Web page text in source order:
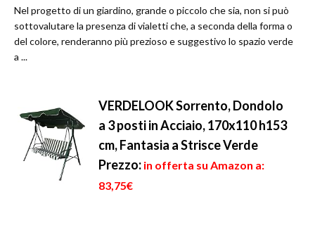
Nel progetto di un giardino, grande o piccolo che sia, non si può
sottovalutare la presenza di vialetti che, a seconda della forma o
del colore, renderanno più prezioso e suggestivo lo spazio verde
a ...
VERDELOOK Sorrento, Dondolo
a 3 posti in Acciaio, 170x110 h153
cm, Fantasia a Strisce Verde
Prezzo: in offerta su Amazon a:
83,75€